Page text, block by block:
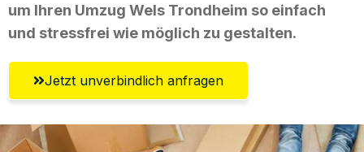
um Ihren Umzug Wels Trondheim so einfach
und stressfrei wie möglich zu gestalten.
Jetzt unverbindlich anfragen